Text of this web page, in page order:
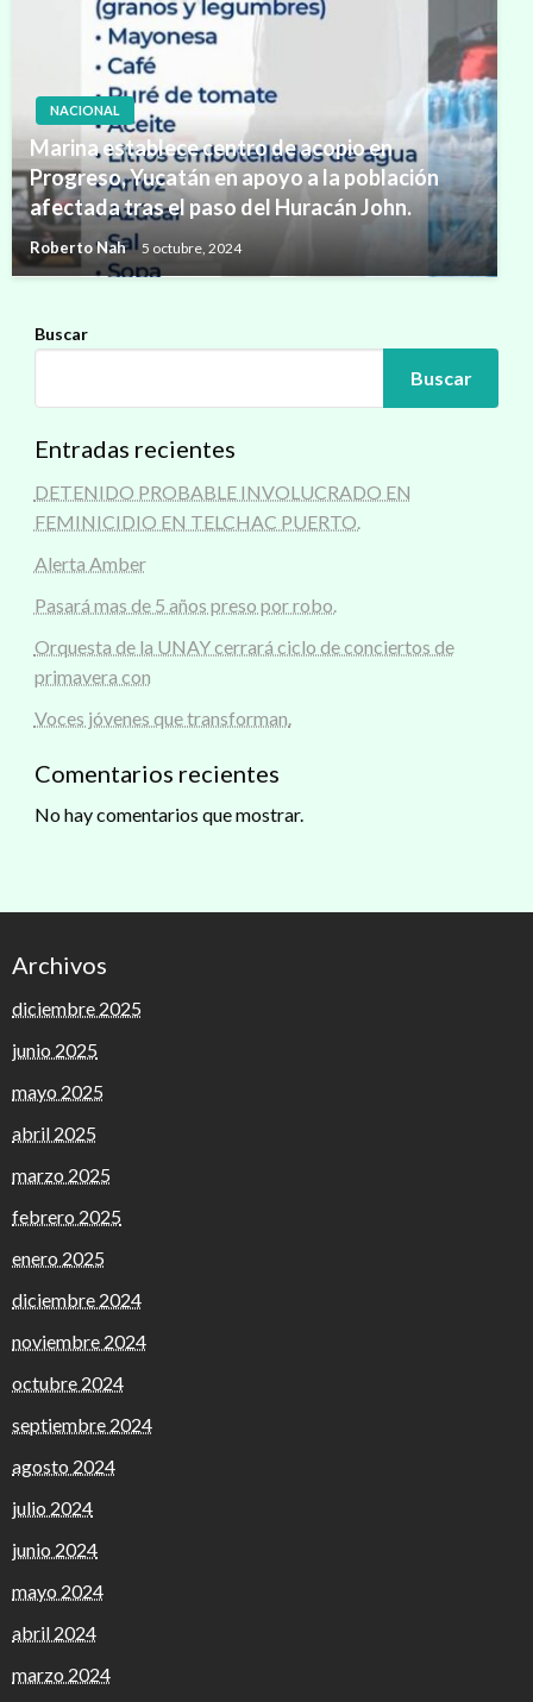
NACIONAL
Marina establece centro de acopio en
Progreso, Yucatán en apoyo a la población
afectada tras el paso del Huracán John.
Roberto Nah 5 octubre, 2024
Buscar
Buscar
Entradas recientes
DETENIDO PROBABLE INVOLUCRADO EN
FEMINICIDIO EN TELCHAC PUERTO.
Alerta Amber
Pasará mas de 5 años preso por robo.
Orquesta de la UNAY cerrará ciclo de conciertos de
primavera con
Voces jóvenes que transforman.
Comentarios recientes
No hay comentarios que mostrar.
Archivos
diciembre 2025
junio 2025
mayo 2025
abril 2025
marzo 2025
febrero 2025
enero 2025
diciembre 2024
noviembre 2024
octubre 2024
septiembre 2024
agosto 2024
julio 2024
junio 2024
mayo 2024
abril 2024
marzo 2024